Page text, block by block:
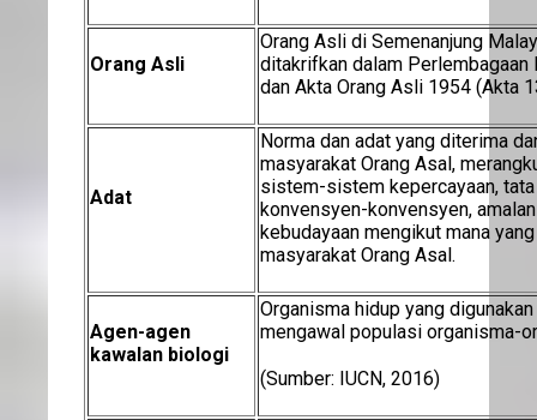
Orang Asli
Orang Asli di Semenanjung
ditakrifkan dalam Perlembagaan
dan Akta Orang Asli 1954 (Akta
Adat
Norma dan adat yang diterima
masyarakat Orang Asal,
sistem-sistem kepercayaan, tata
konvensyen-konvensyen,
kebudayaan mengikut mana
masyarakat Orang Asal.
Agen-agen
kawalan biologi
Organisma hidup yang
mengawal populasi organisma-
(Sumber: IUCN, 2016)